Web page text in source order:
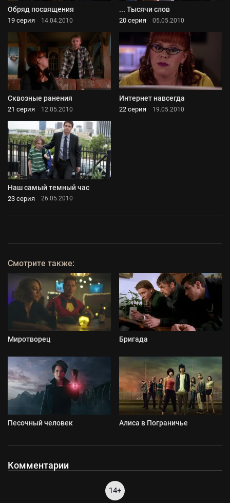
Обряд посвящения
19 серия 14.04.2010
... Тысячи слов
20 серия 05.05.2010
Сквозные ранения
21 серия 12.05.2010
Интернет навсегда
22 серия 19.05.2010
Наш самый темный час
23 серия 26.05.2010
Смотрите также:
Миротворец Бригада
Песочный человек Алиса в Пограничье
Комментарии
14+